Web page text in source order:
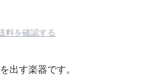
料を確認する
出す楽器です。